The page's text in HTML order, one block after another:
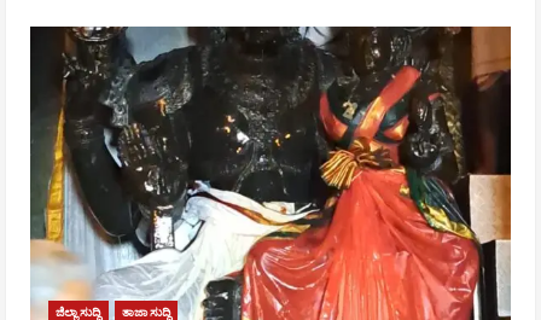
ಜಿಲ್ಲಾ ಸುದ್ದಿ ತಾಜಾ ಸುದ್ದಿ